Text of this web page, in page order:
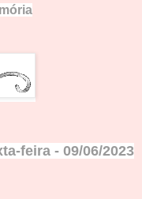
feira - 09/06/2023